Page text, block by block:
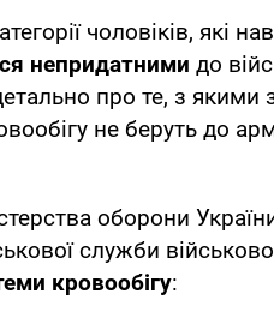
чоловіків, які
непридатними до
про те, з
не беруть до
оборони
служби
кровообігу: